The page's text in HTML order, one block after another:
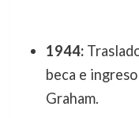
1944:
beca e
Graham.